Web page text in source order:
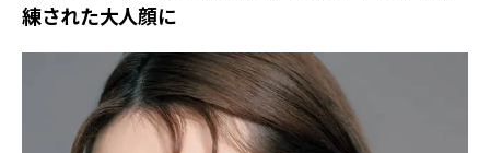
練された大人顔に